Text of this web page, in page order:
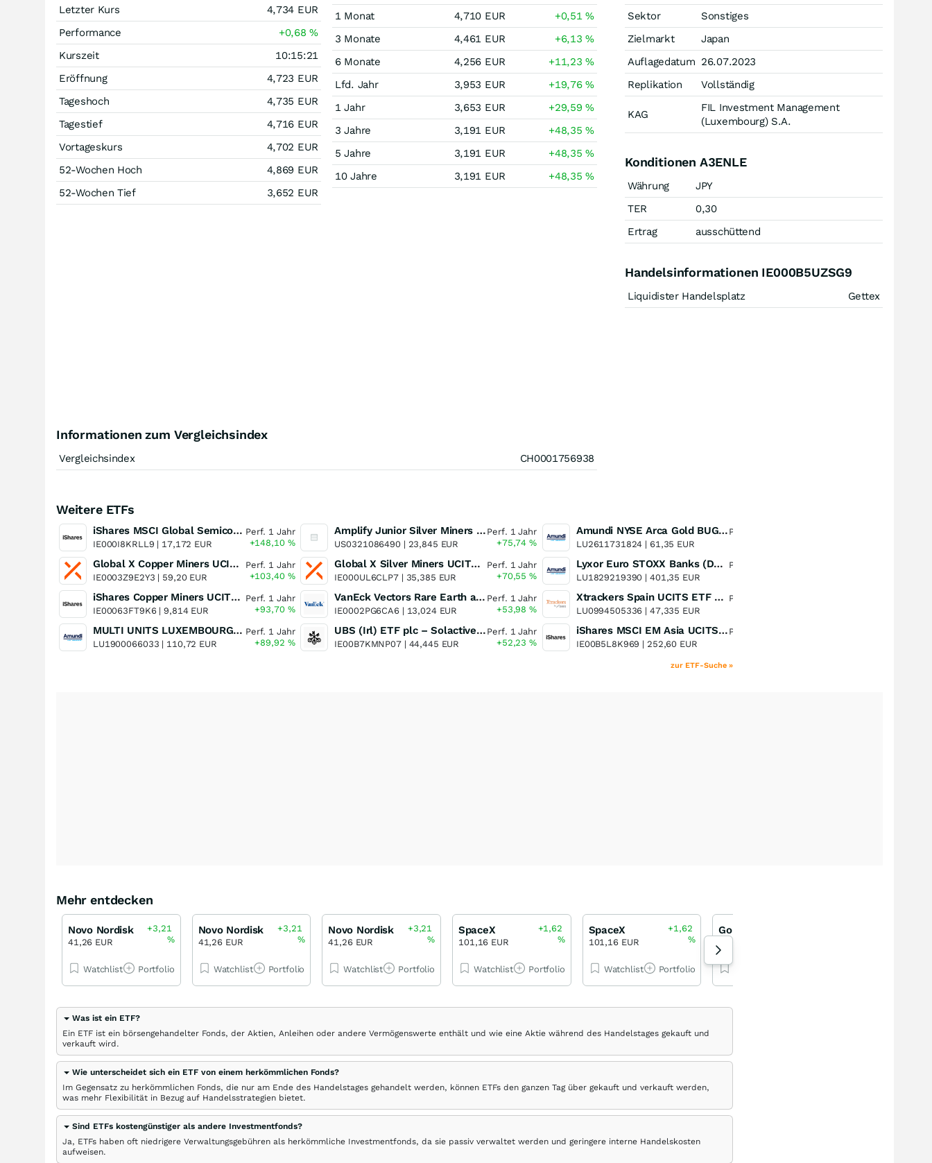
Letzter Kurs
4,734 EUR
Performance
+0,68%
Kurszeit
10:15:21
Eröffnung
4,723 EUR
Tageshoch
4,735 EUR
Tagestief
4,716 EUR
Vortageskurs
4,702 EUR
52-Wochen Hoch
4,869 EUR
52-Wochen Tief
3,652 EUR
1 Monat
4,710 EUR +0,51%
3 Monate
4,461 EUR +6,13%
6 Monate
4,256 EUR +11,23%
Lfd. Jahr
3,953 EUR +19,76%
1 Jahr
3,653 EUR +29,59%
3 Jahre
3,191 EUR +48,35%
5 Jahre
3,191 EUR +48,35%
10 Jahre
3,191 EUR +48,35%
Informationen zum Vergleichsindex
Vergleichsindex CH0001756938
Sektor
Sonstiges
Zielmarkt
Japan
Auflagedatum 26.07.2023
Replikation
Vollständig
KAG
FIL Investment Management
(Luxembourg) S.A.
Konditionen A3ENLE
Währung
JPY
TER
0,30
Ertrag
ausschüttend
Handelsinformationen IE000B5UZSG9
Liquidister Handelsplatz Gettex
Weitere ETFs
iShares MSCI Global Semiconductors UCITS ETF USD (Acc)
IE000I8KRLL9 | 17,172 EUR
Perf. 1 Jahr
+148,10 %
Global X Copper Miners UCITS ETF USD Acc
IE0003Z9E2Y3 | 59,20 EUR
Perf. 1 Jahr
+103,40 %
iShares Copper Miners UCITS ETF
IE00063FT9K6 |9,814 EUR
Perf. 1 Jahr
+93,70 %
MULTI UNITS LUXEMBOURG - Lyxor MSCI Semiconductors ESG Filtered
LU1900066033 | 110,72 EUR
Perf. 1 Jahr
+89,92 %
Amplify Junior Silver Miners ETF Junior Silver Miners ETF
US0321086490 | 23,845 EUR
Perf. 1 Jahr
+75,74%
Global X Silver Miners UCITS ETF
IE000UL6CLP7 | 35,385 EUR
Perf. 1 Jahr
+70,55%
VanEck Vectors Rare Earth and Strategic Metals UCITS ETF
IE0002PG6CA6 | 13,024 EUR
Perf. 1 Jahr
+53,98%
UBS (Irl) ETF plc – Solactive Global Pure Gold Miners UCITS ETF - A Dis USD o.N.
IE00B7KMNP07 | 44,445 EUR
Perf. 1 Jahr
+52,23%
Amundi NYSE Arca Gold BUGS UCITS ETF Dist
LU2611731824 | 61,35 EUR
Perf. 1 Jahr
Lyxor Euro STOXX Banks (DR) UCITS ETF- Acc
LU1829219390 | 401,35 EUR
Perf. 1 Jahr
Xtrackers Spain UCITS ETF Distribution
LU0994505336 | 47,335 EUR
Perf. 1 Jahr
iShares MSCI EM Asia UCITS ETF
IE00B5L8K969 | 252,60 EUR
Perf. 1 Jahr
zur ETF-Suche »
Mehr entdecken
Novo Nordisk
41,26 EUR
+3,21
%
Watchlist Portfolio
Novo Nordisk
41,26 EUR
+3,21
%
Watchlist Portfolio
Novo Nordisk
41,26 EUR
+3,21
%
Watchlist Portfolio
SpaceX
101,16 EUR
+1,62
%
Watchlist Portfolio
SpaceX
101,16 EUR
+1,62
%
Watchlist Portfolio
Gold
Was ist ein ETF?
Ein ETF ist ein börsengehandelter Fonds, der Aktien, Anleihen oder andere Vermögenswerte enthält und wie eine Aktie während des Handelstages gekauft und
verkauft wird.
Wie unterscheidet sich ein ETF von einem herkömmlichen Fonds?
Im Gegensatz zu herkömmlichen Fonds, die nur am Ende des Handelstages gehandelt werden, können ETFs den ganzen Tag über gekauft und verkauft werden,
was mehr Flexibilität in Bezug auf Handelsstrategien bietet.
Sind ETFs kostengünstiger als andere Investmentfonds?
Ja, ETFs haben oft niedrigere Verwaltungsgebühren als herkömmliche Investmentfonds, da sie passiv verwaltet werden und geringere interne Handelskosten
aufweisen.